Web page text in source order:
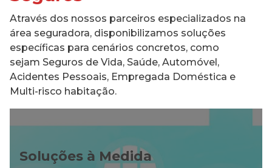
Através dos nossos parceiros especializados na
área seguradora, disponibilizamos soluções
específicas para cenários concretos, como
sejam Seguros de Vida, Saúde, Automóvel,
Acidentes Pessoais, Empregada Doméstica e
Multi-risco habitação.
Soluções à Medida